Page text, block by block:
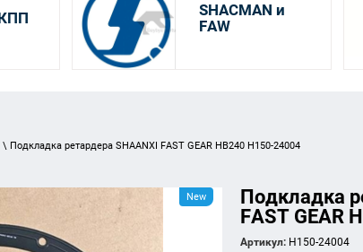
SHACMAN и
FAW
\ Подкладка ретардера SHAANXI FAST GEAR HB240 H150-24004
New
Подкладка
FAST GEAR
Артикул: H150-24004